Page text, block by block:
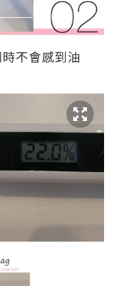
不會感到油